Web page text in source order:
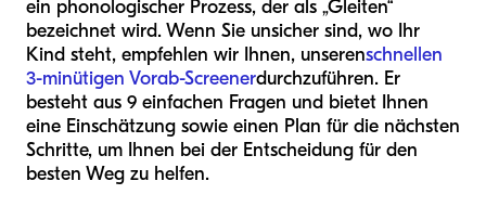
ein phonologischer Prozess, der als „Gleiten“
bezeichnet wird. Wenn Sie unsicher sind, wo Ihr
Kind steht, empfehlen wir Ihnen, unserenschnellen
3-minütigen Vorab-Screenerdurchzuführen. Er
besteht aus 9 einfachen Fragen und bietet Ihnen
eine Einschätzung sowie einen Plan für die nächsten
Schritte, um Ihnen bei der Entscheidung für den
besten Weg zu helfen.